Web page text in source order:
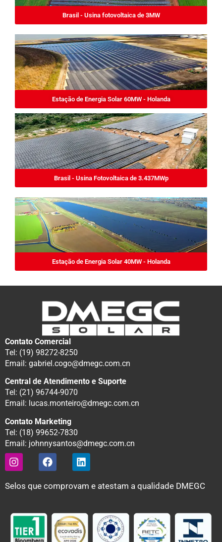
Brasil - Usina fotovoltaica de 3MW
Estação de Energia Solar 60MW - Holanda
Brasil - Usina Fotovoltaica de 3.437MWp
Estação de Energia Solar 40MW - Holanda
Contato Comercial
Tel: (19) 98272-8250
Email: gabriel.cogo@dmegc.com.cn
Central de Atendimento e Suporte
Tel: (21) 96744-9070
Email: lucas.monteiro@dmegc.com.cn
Contato Marketing
Tel: (18) 99652-7830
Email: johnnysantos@dmegc.com.cn
Selos que comprovam e atestam a qualidade DMEGC